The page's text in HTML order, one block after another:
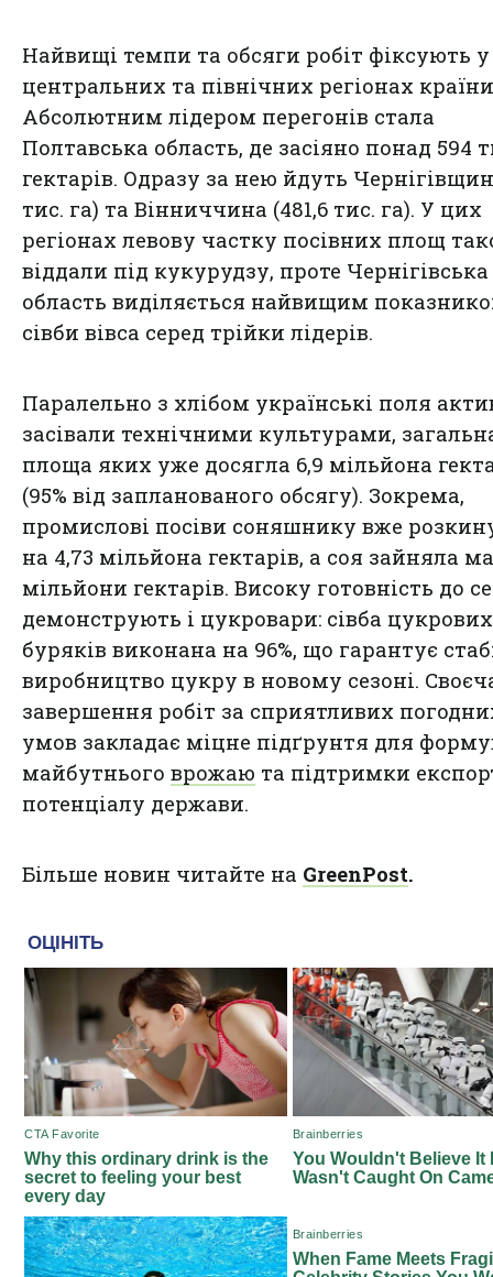
Найвищі темпи та обсяги робіт фіксують у
центральних та північних регіонах
Абсолютним лідером перегонів стала
Полтавська область, де засіяно понад 594
гектарів. Одразу за нею йдуть
тис. га) та Вінниччина (481,6 тис. га). У цих
регіонах левову частку посівних площ
віддали під кукурудзу, проте Чернігівська
область виділяється найвищим
сівби вівса серед трійки лідерів.
Паралельно з хлібом українські поля
засівали технічними культурами,
площа яких уже досягла 6,9 мільйона
(95% від запланованого обсягу). Зокрема,
промислові посіви соняшнику вже
на 4,73 мільйона гектарів, а соя зайняла
мільйони гектарів. Високу готовність до
демонструють і цукровари: сівба цукрових
буряків виконана на 96%, що гарантує
виробництво цукру в новому сезоні.
завершення робіт за сприятливих
умов закладає міцне підґрунтя для
майбутнього врожаю та підтримки
потенціалу держави.
Більше новин читайте на GreenPost.